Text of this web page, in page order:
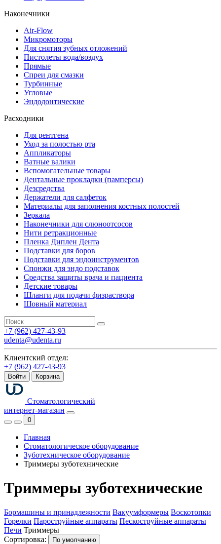
Наконечники
Air-Flow
Микромоторы
Для снятия зубных отложений
Пистолеты вода/воздух
Прямые
Спреи для смазки
Турбинные
Угловые
Эндодонтические
Расходники
Для рентгена
Уход за полостью рта
Аппликаторы
Ватные валики
Вспомогательные товары
Дентальные прокладки (памперсы)
Дезсредства
Держатели для салфеток
Материалы для заполнения костных полостей
Зеркала
Наконечники для слюноотсосов
Нити ретракционные
Пленка Диплен Дента
Подставки для боров
Подставки для эндоинструментов
Спонжи для эндо подставок
Средства защиты врача и пациента
Детские товары
Шланги для подачи физраствора
Шовный материал
+7 (962) 427-43-93
udenta@udenta.ru
Клиентский отдел:
+7 (962) 427-43-93
Войти Корзина
Стоматологический
интернет-магазин
0
Главная
Стоматологическое оборудование
Зуботехническое оборудование
Триммеры зуботехнические
Триммеры зуботехнические
Бормашины и принадлежности Вакуумформеры Воскотопки
Горелки Пароструйные аппараты Пескоструйные аппараты
Печи Триммеры
Сортировка:
По умолчанию